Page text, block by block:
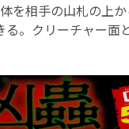
を相手の山札の上
。クリーチャー面